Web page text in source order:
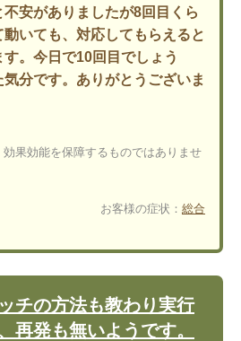
安がありましたが8回目くら
いても、対応してもらえると
。今日で10回目でしょう
分です。ありがとうございま
果効能を保障するものではありませ
お客様の症状： 総合
チの方法も教わり実行
再発も無いようです。